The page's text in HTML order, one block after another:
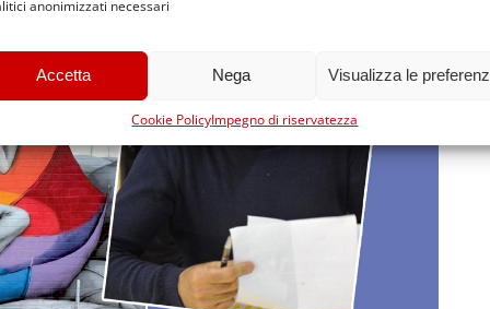
anonimizzati necessari
Accetta Nega Visualizza le
Cookie PolicyImpegno di riservatezza